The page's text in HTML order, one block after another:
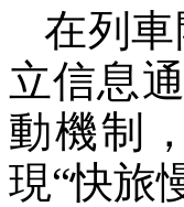
在列
立信息
動機制
現“快旅